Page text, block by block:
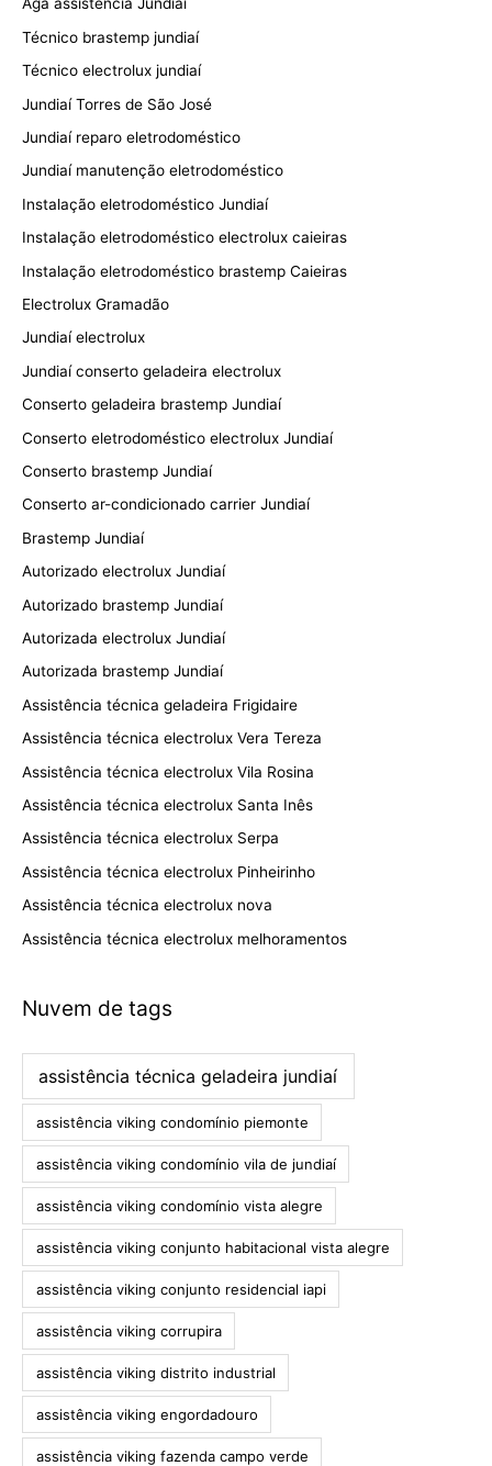
Aga assistência Jundiaí
Técnico brastemp jundiaí
Técnico electrolux jundiaí
Jundiaí Torres de São José
Jundiaí reparo eletrodoméstico
Jundiaí manutenção eletrodoméstico
Instalação eletrodoméstico Jundiaí
Instalação eletrodoméstico electrolux caieiras
Instalação eletrodoméstico brastemp Caieiras
Electrolux Gramadão
Jundiaí electrolux
Jundiaí conserto geladeira electrolux
Conserto geladeira brastemp Jundiaí
Conserto eletrodoméstico electrolux Jundiaí
Conserto brastemp Jundiaí
Conserto ar-condicionado carrier Jundiaí
Brastemp Jundiaí
Autorizado electrolux Jundiaí
Autorizado brastemp Jundiaí
Autorizada electrolux Jundiaí
Autorizada brastemp Jundiaí
Assistência técnica geladeira Frigidaire
Assistência técnica electrolux Vera Tereza
Assistência técnica electrolux Vila Rosina
Assistência técnica electrolux Santa Inês
Assistência técnica electrolux Serpa
Assistência técnica electrolux Pinheirinho
Assistência técnica electrolux nova
Assistência técnica electrolux melhoramentos
Nuvem de tags
assistência técnica geladeira jundiaí
assistência viking condomínio piemonte
assistência viking condomínio vila de jundiaí
assistência viking condomínio vista alegre
assistência viking conjunto habitacional vista alegre
assistência viking conjunto residencial iapi
assistência viking corrupira
assistência viking distrito industrial
assistência viking engordadouro
assistência viking fazenda campo verde